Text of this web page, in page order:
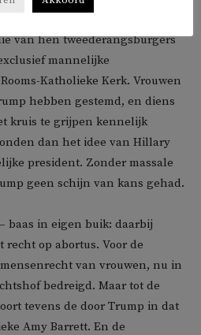
van hen tweederangsburgers
mannelijke
Katholieke Kerk. Vrouwen
hebben gestemd, en diens
kruis te grijpen kennelijk
dan het idee van Hillary
president. Zonder massale
geen schijn van kans gehad.
baas in eigen buik: daarbij
op abortus. Voor de
van vrouwen, nu in
bedreigd. Maar tot de
tevens de door Trump in dat
Amy Barrett. En de